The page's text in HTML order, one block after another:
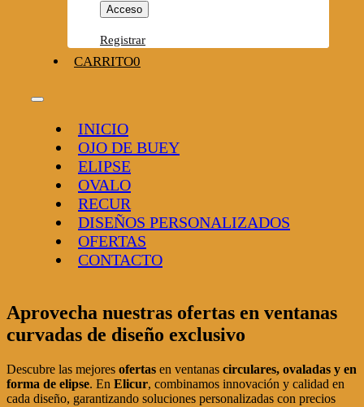
Registrar
CARRITO0
Toggle
INICIO
OJO DE BUEY
ELIPSE
OVALO
RECUR
DISEÑOS PERSONALIZADOS
OFERTAS
CONTACTO
Aprovecha nuestras ofertas en ventanas
curvadas de diseño exclusivo
Descubre las mejores ofertas en ventanas circulares, ovaladas y en
forma de elipse. En Elicur, combinamos innovación y calidad en
cada diseño, garantizando soluciones personalizadas con precios